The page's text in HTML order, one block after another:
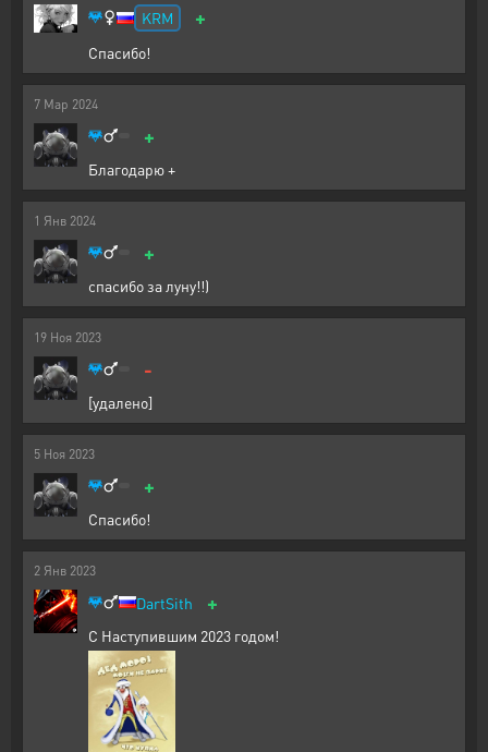
KRM +
Спасибо!
7 Мар 2024
+
Благодарю +
1 Янв 2024
+
спасибо за луну!!)
19 Ноя 2023
-
[удалено]
5 Ноя 2023
+
Спасибо!
2 Янв 2023
DartSith +
С Наступившим 2023 годом!